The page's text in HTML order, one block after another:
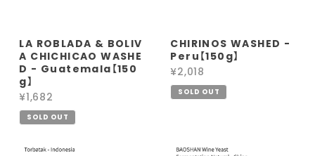
LA ROBLADA & BOLIV
A CHICHICAO WASHE
D - Guatemala【150
g】
¥1,682
SOLD OUT
CHIRINOS WASHED -
Peru【150g】
¥2,018
SOLD OUT